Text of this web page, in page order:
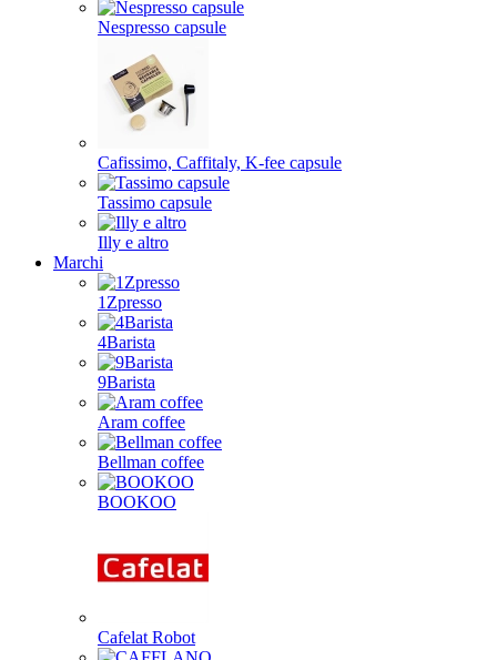
Nespresso capsule
Cafissimo, Caffitaly, K-fee capsule
Tassimo capsule
Illy e altro
Marchi
1Zpresso
4Barista
9Barista
Aram coffee
Bellman coffee
BOOKOO
Cafelat Robot